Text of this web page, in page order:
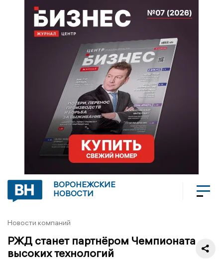
ВОРОНЕЖСКИЕ
НОВОСТИ
Новости компаний
РЖД станет партнёром Чемпионата
высоких технологий